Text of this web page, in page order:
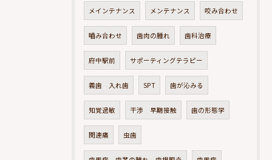
メインテナンス メンテナンス 咬み合わせ
嚙み合わせ 歯肉の腫れ 歯科治療
府中駅前 サポーティングテラピー
義歯 入れ歯 SPT 歯が沁みる
知覚過敏 干渉 早期接触 歯の形態学
関連痛 虫歯